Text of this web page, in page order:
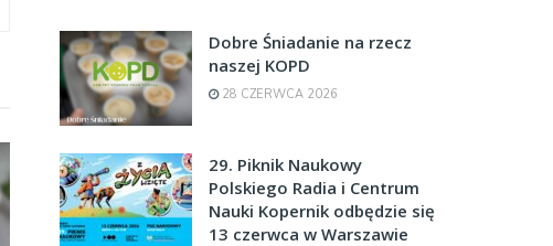
Dobre Śniadanie na rzecz
naszej KOPD
28 CZERWCA 2026
29. Piknik Naukowy
Polskiego Radia i Centrum
Nauki Kopernik odbędzie się
13 czerwca w Warszawie